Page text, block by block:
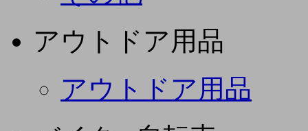
アウトドア用品
アウトドア用品